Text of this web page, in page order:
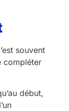
souvent
compléter
début,